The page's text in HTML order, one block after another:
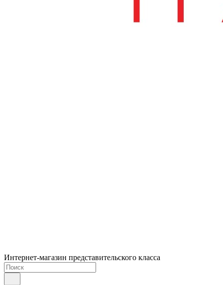
Интернет-магазин представительского класса